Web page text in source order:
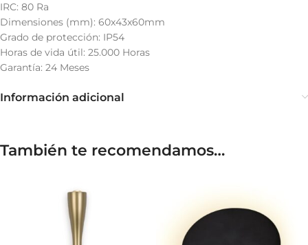
IRC: 80 Ra
Dimensiones (mm): 60x43x60mm
Grado de protección: IP54
Horas de vida útil: 25.000 Horas
Garantía: 24 Meses
Información adicional
También te recomendamos…